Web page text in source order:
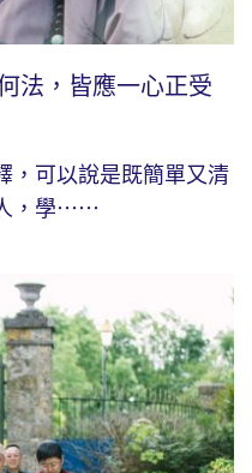
法，皆應一心正受
，可以說是既簡單又清
，學⋯⋯